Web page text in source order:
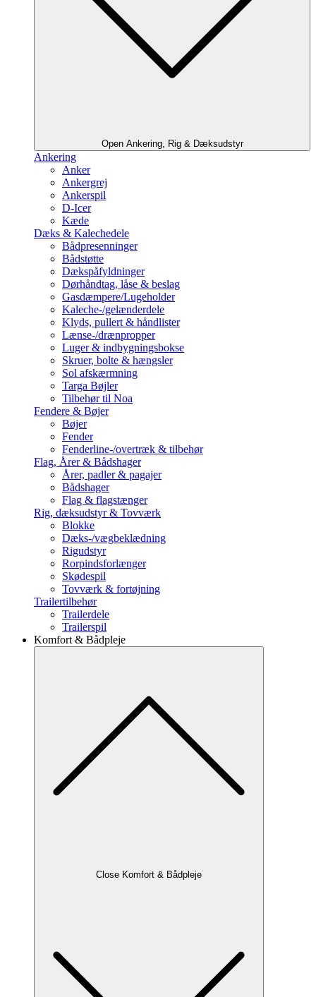
Open Ankering, Rig & Dæksudstyr
Ankering
Anker
Ankergrej
Ankerspil
D-Icer
Kæde
Dæks & Kalechedele
Bådpresenninger
Bådstøtte
Dækspåfyldninger
Dørhåndtag, låse & beslag
Gasdæmpere/Lugeholder
Kaleche-/gelænderdele
Klyds, pullert & håndlister
Lænse-/drænpropper
Luger & indbygningsbokse
Skruer, bolte & hængsler
Sol afskærmning
Targa Bøjler
Tilbehør til Noa
Fendere & Bøjer
Bøjer
Fender
Fenderline-/overtræk & tilbehør
Flag, Årer & Bådshager
Årer, padler & pagajer
Bådshager
Flag & flagstænger
Rig, dæksudstyr & Tovværk
Blokke
Dæks-/vægbeklædning
Rigudstyr
Rorpindsforlænger
Skødespil
Tovværk & fortøjning
Trailertilbehør
Trailerdele
Trailerspil
Komfort & Bådpleje
Close Komfort & Bådpleje